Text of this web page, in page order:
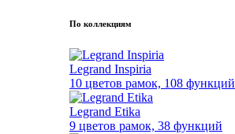
По коллекциям
Legrand Inspiria
10 цветов рамок, 108 функций
Legrand Etika
9 цветов рамок, 38 функций